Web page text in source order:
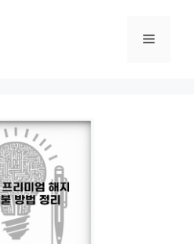
메